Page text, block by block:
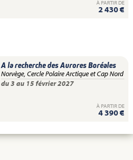
À PARTIR DE
2 430 €
A la recherche des Aurores Boréales
Norvège, Cercle Polaire Arctique et Cap Nord
du 3 au 15 février 2027
À PARTIR DE
4 390 €